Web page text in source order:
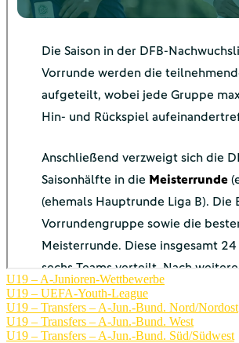
U19 – A-Junioren-Wettbewerbe
U19 – UEFA-Youth-League
U19 – Transfers – A-Jun.-Bund. Nord/Nordost
U19 – Transfers – A-Jun.-Bund. West
U19 – Transfers – A-Jun.-Bund. Süd/Südwest